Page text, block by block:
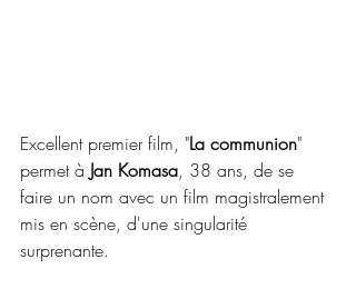
Excellent premier film, "La communion"
permet à Jan Komasa, 38 ans, de se
faire un nom avec un film magistralement
mis en scène, d'une singularité
surprenante.